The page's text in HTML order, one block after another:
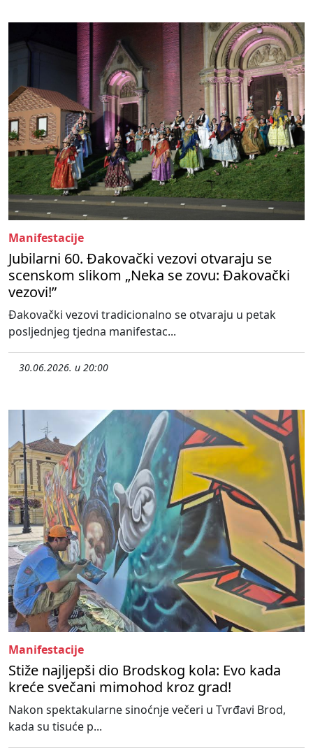
Manifestacije
Jubilarni 60. Đakovački vezovi otvaraju se
scenskom slikom „Neka se zovu: Đakovački
vezovi!”
Đakovački vezovi tradicionalno se otvaraju u petak
posljednjeg tjedna manifestac...
30.06.2026. u 20:00
Manifestacije
Stiže najljepši dio Brodskog kola: Evo kada
kreće svečani mimohod kroz grad!
Nakon spektakularne sinoćnje večeri u Tvrđavi Brod,
kada su tisuće p...